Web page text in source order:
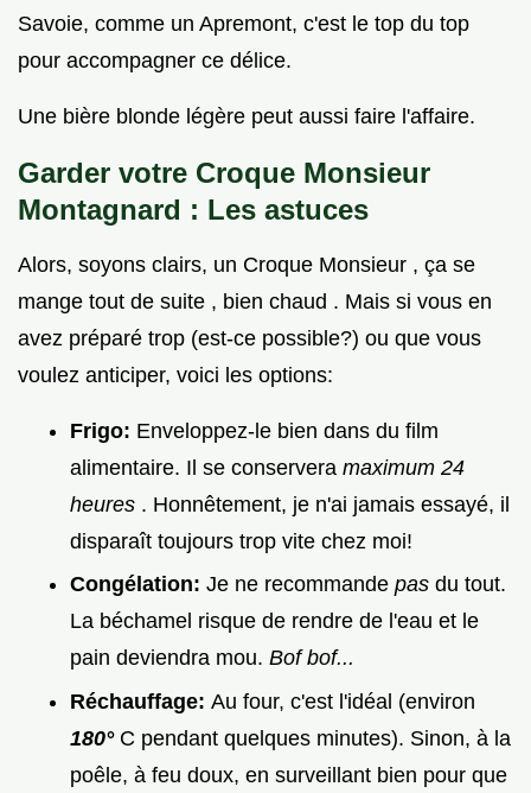
Savoie, comme un Apremont, c'est le top du top
pour accompagner ce délice.
Une bière blonde légère peut aussi faire l'affaire.
Garder votre Croque Monsieur
Montagnard : Les astuces
Alors, soyons clairs, un Croque Monsieur , ça se
mange tout de suite , bien chaud . Mais si vous en
avez préparé trop (est-ce possible?) ou que vous
voulez anticiper, voici les options:
Frigo: Enveloppez-le bien dans du film
alimentaire. Il se conservera maximum 24
heures . Honnêtement, je n'ai jamais essayé, il
disparaît toujours trop vite chez moi!
Congélation: Je ne recommande pas du tout.
La béchamel risque de rendre de l'eau et le
pain deviendra mou. Bof bof...
Réchauffage: Au four, c'est l'idéal (environ
180° C pendant quelques minutes). Sinon, à la
poêle, à feu doux, en surveillant bien pour que